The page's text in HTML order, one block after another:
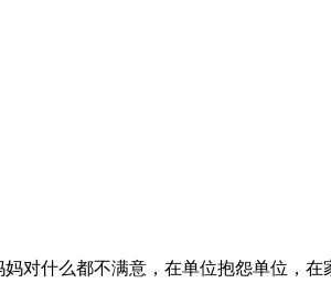
对什么都不满意，在单位抱怨单位，在